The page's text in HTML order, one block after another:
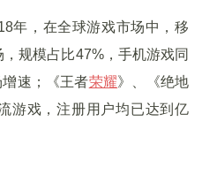
年，在全球游戏市场中，移
规模占比47%，手机游戏同
速；《王者荣耀》、《绝地
游戏，注册用户均已达到亿